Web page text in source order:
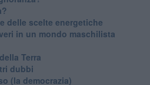
delle scelte energetiche
in un mondo maschilista
Terra
dubbi
(la democrazia)